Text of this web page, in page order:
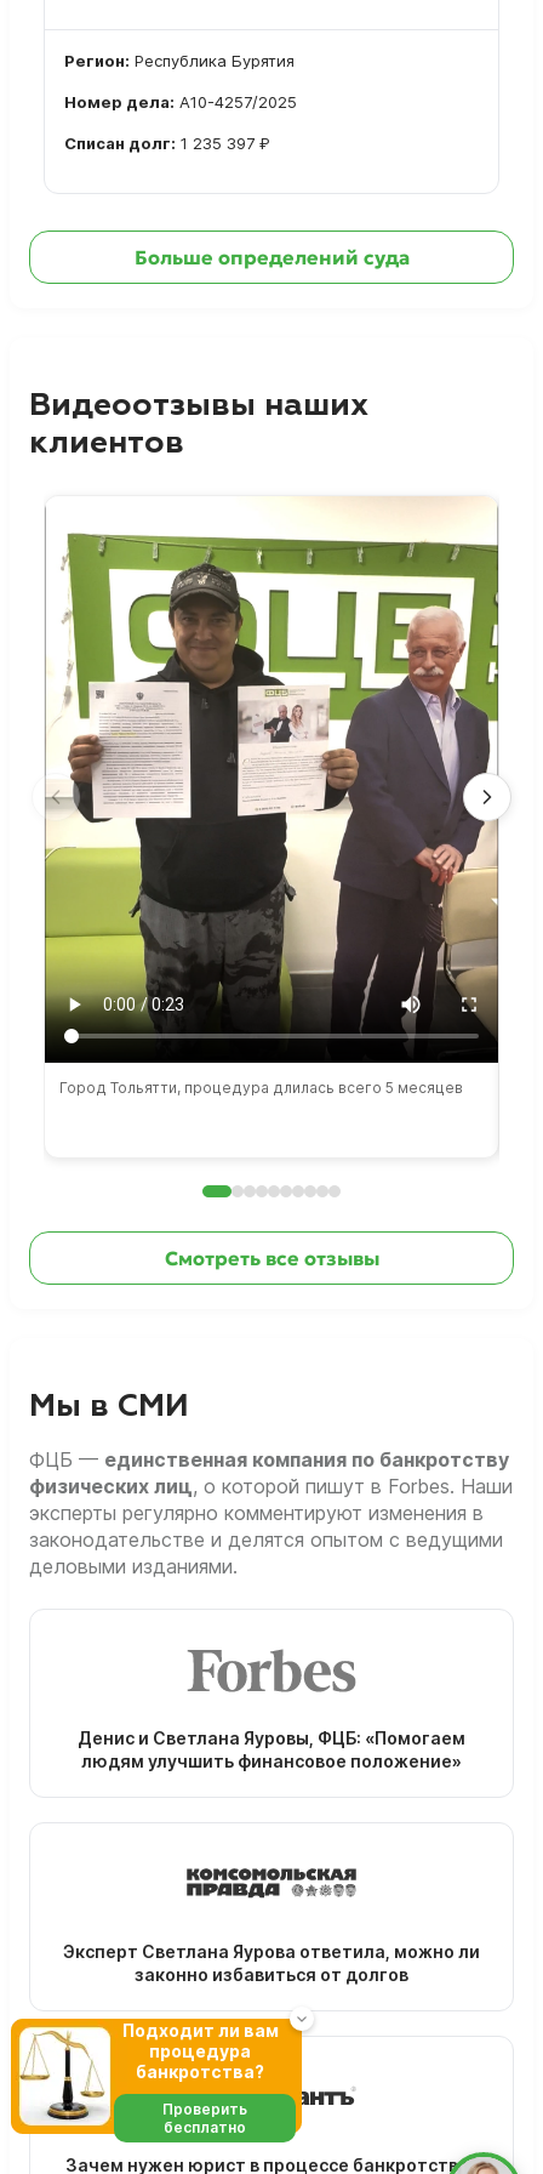
Регион: Республика Бурятия
Номер дела: А10-4257/2025
Списан долг: 1 235 397 ₽
Больше определений суда
Видеоотзывы наших
клиентов
Город Тольятти, процедура длилась всего 5 месяцев
Смотреть все отзывы
Мы в СМИ
ФЦБ — единственная компания по банкротству
физических лиц, о которой пишут в Forbes. Наши
эксперты регулярно комментируют изменения в
законодательстве и делятся опытом с ведущими
деловыми изданиями.
Денис и Светлана Яуровы, ФЦБ: «Помогаем
людям улучшить финансовое положение»
Эксперт Светлана Яурова ответила, можно ли
законно избавиться от долгов
Зачем нужен юрист в процессе банкротства?
Подходит ли вам
процедура
банкротства?
Проверить
бесплатно